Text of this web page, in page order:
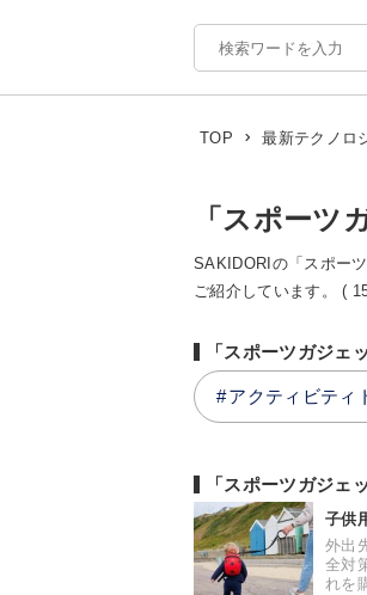
TOP 最新テクノロ
「スポーツ
SAKIDORIの「スポー
ご紹介しています。 (
「スポーツガジェ
アクティビティ
「スポーツガジェ
子供
外出
全対
れを